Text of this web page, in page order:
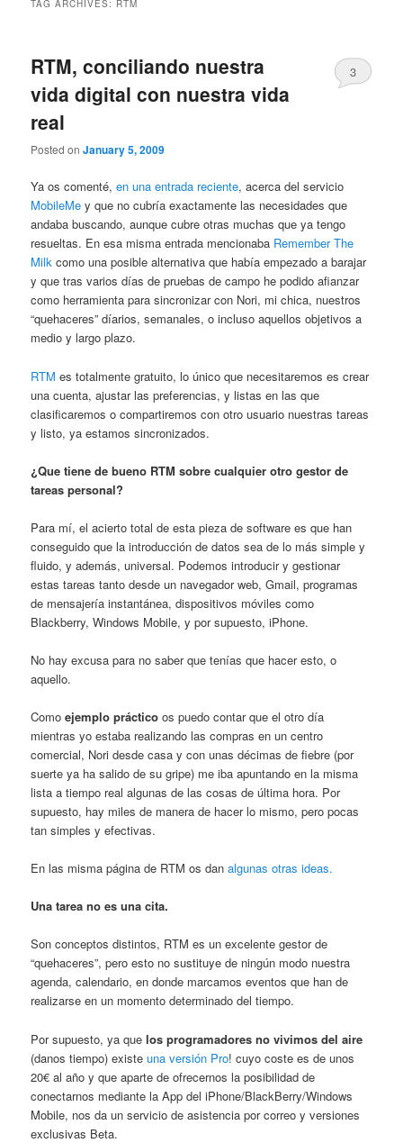
TAG ARCHIVES: RTM
RTM, conciliando nuestra
vida digital con nuestra vida
real
Posted onJanuary 5, 2009
3
Ya os comenté,en una entrada reciente, acerca del servicio
MobileMe y que no cubría exactamente las necesidades que
andaba buscando, aunque cubre otras muchas que ya tengo
resueltas. En esa misma entrada mencionaba Remember The
Milk como una posible alternativa que había empezado a barajar
y que tras varios días de pruebas de campo he podido afianzar
como herramienta para sincronizar con Nori, mi chica, nuestros
“quehaceres” díarios, semanales, o incluso aquellos objetivos a
medio y largo plazo.
RTM es totalmente gratuito, lo único que necesitaremos es crear
una cuenta, ajustar las preferencias, y listas en las que
clasificaremos o compartiremos con otro usuario nuestras tareas
y listo, ya estamos sincronizados.
¿Que tiene de bueno RTM sobre cualquier otro gestor de
tareas personal?
Para mí, el acierto total de esta pieza de software es que han
conseguido que la introducción de datos sea de lo más simple y
fluido, y además, universal. Podemos introducir y gestionar
estas tareas tanto desde un navegador web, Gmail, programas
de mensajería instantánea, dispositivos móviles como
Blackberry, Windows Mobile, y por supuesto, iPhone.
No hay excusa para no saber que tenías que hacer esto, o
aquello.
Comoejemplo práctico os puedo contar que el otro día
mientras yo estaba realizando las compras en un centro
comercial, Nori desde casa y con unas décimas de fiebre (por
suerte ya ha salido de su gripe) me iba apuntando en la misma
lista a tiempo real algunas de las cosas de última hora. Por
supuesto, hay miles de manera de hacer lo mismo, pero pocas
tan simples y efectivas.
En las misma página de RTM os danalgunas otras ideas.
Una tarea no es una cita.
Son conceptos distintos, RTM es un excelente gestor de
“quehaceres”, pero esto no sustituye de ningún modo nuestra
agenda, calendario, en donde marcamos eventos que han de
realizarse en un momento determinado del tiempo.
Por supuesto, ya quelos programadores no vivimos del aire
(danos tiempo) existeuna versión Pro! cuyo coste es de unos
20€ al año y que aparte de ofrecernos la posibilidad de
conectarnos mediante la App del iPhone/BlackBerry/Windows
Mobile, nos da un servicio de asistencia por correo y versiones
exclusivas Beta.